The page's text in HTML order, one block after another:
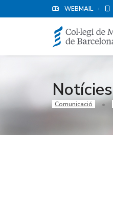
WEBMAIL
Notícies
Comunicació